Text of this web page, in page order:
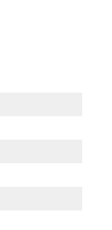
som till
i en vit
av
är